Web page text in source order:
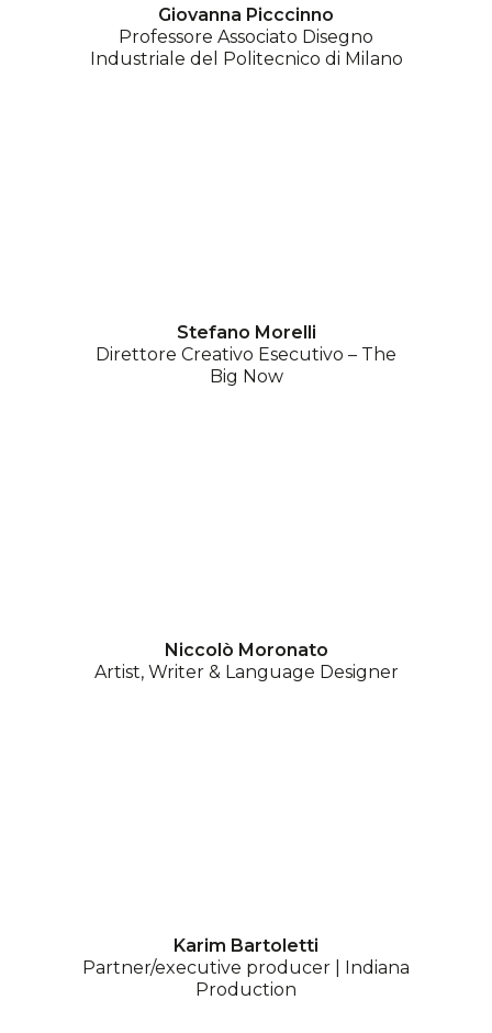
Giovanna Picccinno
Professore Associato Disegno
Industriale del Politecnico di Milano
Stefano Morelli
Direttore Creativo Esecutivo – The
Big Now
Niccolò Moronato
Artist, Writer & Language Designer
Karim Bartoletti
Partner/executive producer | Indiana
Production